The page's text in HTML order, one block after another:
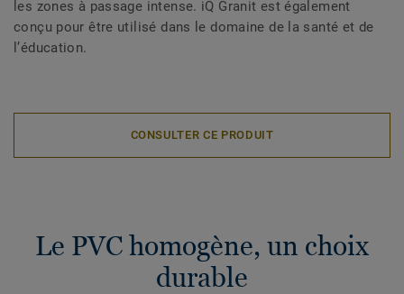
les zones à passage intense. iQ Granit est également
conçu pour être utilisé dans le domaine de la santé et de
l’éducation.
CONSULTER CE PRODUIT
Le PVC homogène, un choix
durable